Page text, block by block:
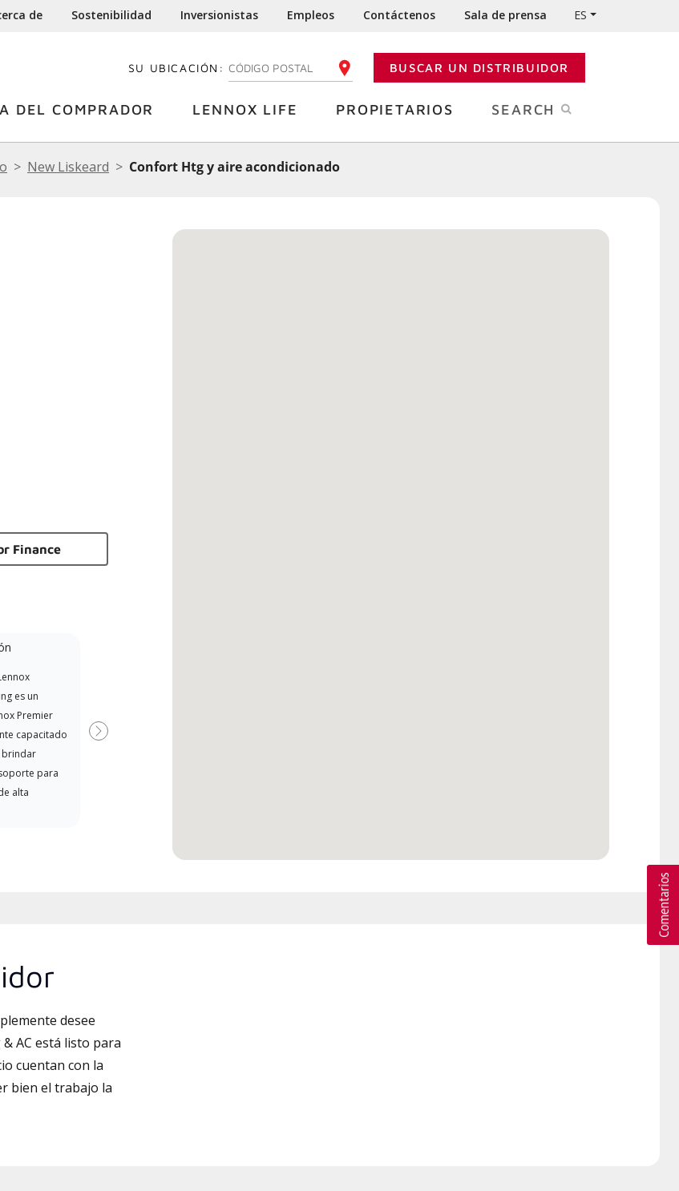
de Sostenibilidad Inversionistas Empleos Contáctenos Sala de prensa ES
SU UBICACIÓN: INGRESE SU CÓDIGO POSTAL BUSCAR UN DISTRIBUIDOR
DEL COMPRADOR LENNOX LIFE PROPIETARIOS SEARCH
New Liskeard Confort Htg y aire acondicionado
Finance
es un
Premier
capacitado
para
alta
disponibles
Next
desee
AC está listo para
cuentan con la
bien el trabajo la